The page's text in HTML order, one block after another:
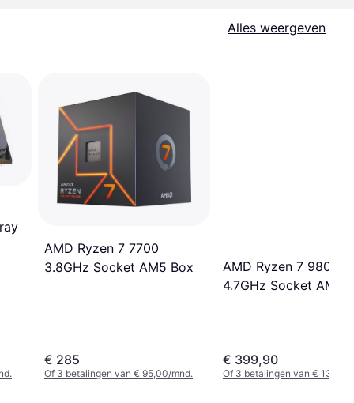
Alles weergeven
AMD Ryzen 7 7700
3.8GHz Socket AM5 Box
€ 285
Of 3 betalingen van € 95,00/mnd.
AMD Ryzen 7
4.7GHz Socket AM5
€ 399,90
Of 3 betalingen van €